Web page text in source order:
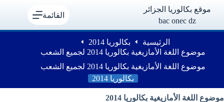
موقع بكالوريا الجزائر
bac onec dz
القائمة
الرئيسية
بكالوريا 2014
موضوع اللغة الأمازيغية بكالوريا 2014 لجميع الشعب
موضوع اللغة الأمازيغية بكالوريا 2014 لجميع الشعب
بكالوريا 2014
موضوع اللغة الأمازيغية بكالوريا 2014